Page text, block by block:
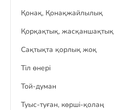
Қонақ, Қонақжайлылық
Қорқақтық, жасқаншақтық
Сақтықта қорлық жоқ
Тіл өнері
Той-думан
Туыс-туған, көрші-қолаң